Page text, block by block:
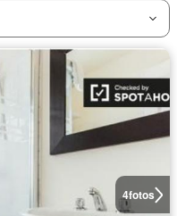
4fotos